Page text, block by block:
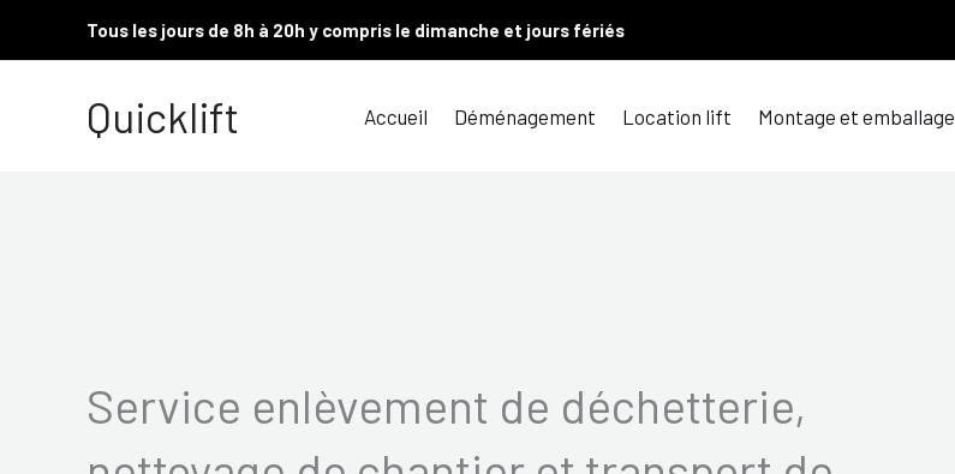
au
Tous les jours de 8h à 20h y compris le dimanche et jours fériés
Quicklift Accueil Déménagement Location lift Montage et emballage
Service enlèvement de déchetterie,